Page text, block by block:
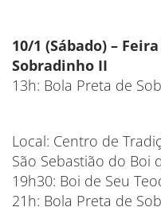
10/1 (Sábado) –
Sobradinho II
13h: Bola Preta de
Local: Centro de
São Sebastião do Boi
19h30: Boi de Seu
21h: Bola Preta de